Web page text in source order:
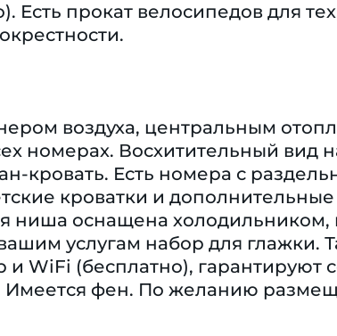
Есть прокат велосипедов для
воздуха, центральным
номерах. Восхитительный вид
кровать. Есть номера с
кроватки и
ниша оснащена холодильником,
услугам набор для глажки.
и WiFi (бесплатно),
Имеется фен. По желанию